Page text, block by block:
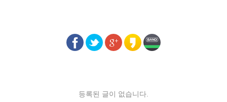
등록된 글이 없습니다.